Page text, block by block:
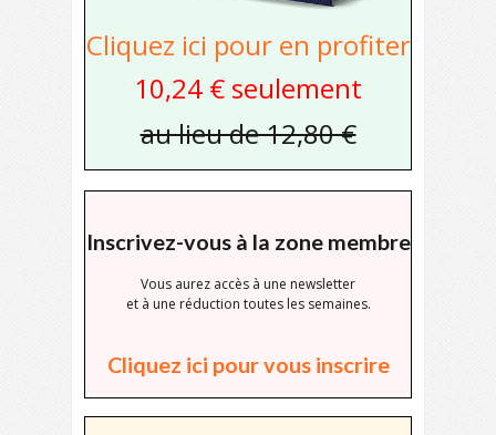
Cliquez ici pour en profiter
10,24 € seulement
au lieu de 12,80 €
Inscrivez-vous à la zone membre
Vous aurez accès à une newsletter
et à une réduction toutes les semaines.
Cliquez ici pour vous inscrire